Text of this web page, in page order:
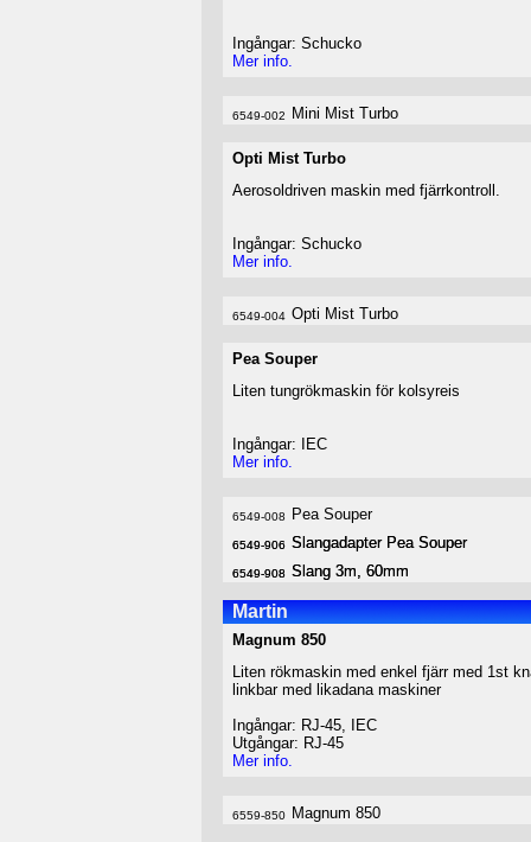
Ingångar: Schucko
Mer info.
6549-002 Mini Mist Turbo
Opti Mist Turbo
Aerosoldriven maskin med fjärrkontroll.
Ingångar: Schucko
Mer info.
6549-004 Opti Mist Turbo
Pea Souper
Liten tungrökmaskin för kolsyreis
Ingångar: IEC
Mer info.
6549-008 Pea Souper
6549-906 Slangadapter Pea Souper
6549-906 Slangadapter Pea Souper
6549-908 Slang 3m, 60mm
6549-908 Slang 3m, 60mm
Martin
Magnum 850
Liten rökmaskin med enkel fjärr med 1st
linkbar med likadana maskiner
Ingångar: RJ-45, IEC
Utgångar: RJ-45
Mer info.
6559-850 Magnum 850